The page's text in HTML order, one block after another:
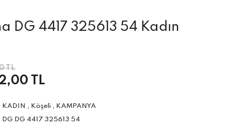
DG 4417 325613 54 Kadın
TL
TL
KADIN , Köşeli , KAMPANYA
DG DG 4417 325613 54